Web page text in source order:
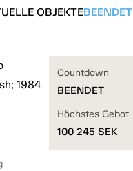
OBJEKTEBEENDET
Countdown
BEENDET
Höchstes Gebot
100 245 SEK